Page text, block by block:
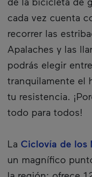
cada vez cuenta
recorrer las
Apalaches y las
podrás elegir
tranquilamente el
tu resistencia.
todo para todos!
La Ciclovía de los
un magnífico